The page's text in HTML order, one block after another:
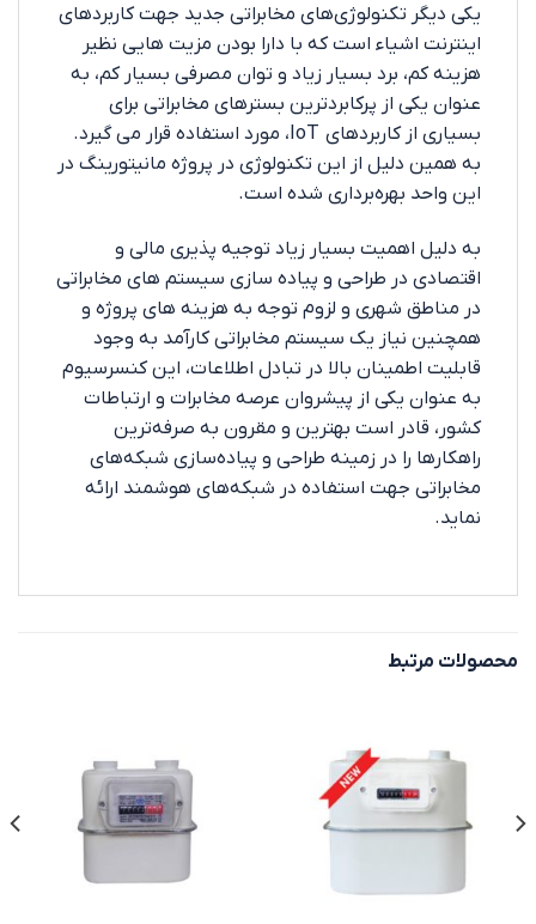
یکی دیگر تکنولوژی‌های مخابراتی جدید جهت کاربردهای
اینترنت اشیاء است که با دارا بودن مزیت هایی نظیر
هزینه کم، برد بسیار زیاد و توان مصرفی بسیار کم، به
عنوان یکی از پرکابردترین بسترهای مخابراتی برای
بسیاری از کاربردهای IoT، مورد استفاده قرار می گیرد.
به همین دلیل از این تکنولوژی در پروژه مانیتورینگ در
این واحد بهره‌برداری شده است.
به دلیل اهمیت بسیار زیاد توجیه پذیری مالی و
اقتصادی در طراحی و پیاده سازی سیستم های مخابراتی
در مناطق شهری و لزوم توجه به هزینه های پروژه و
همچنین نیاز یک سیستم مخابراتی کارآمد به وجود
قابلیت اطمینان بالا در تبادل اطلاعات، این کنسرسیوم
به عنوان یکی از پیشروان عرصه مخابرات و ارتباطات
کشور، قادر است بهترین و مقرون به صرفه‌ترین
راهکارها را در زمینه طراحی و پیاده‌سازی شبکه‌های
مخابراتی جهت استفاده در شبکه‌های هوشمند ارائه
نماید.
محصولات مرتبط